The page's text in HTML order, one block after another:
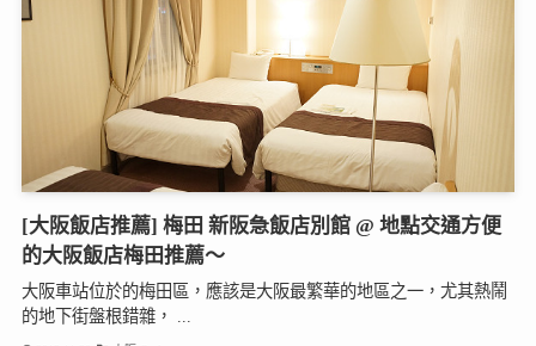
[大阪飯店推薦] 梅田 新阪急飯店別館 @ 地點交通方便
的大阪飯店梅田推薦～
大阪車站位於的梅田區，應該是大阪最繁華的地區之一，尤其熱鬧
的地下街盤根錯雜， ...